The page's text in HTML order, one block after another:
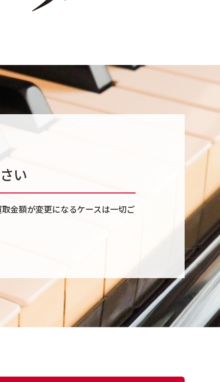
い
金額が変更になるケースは一切ご